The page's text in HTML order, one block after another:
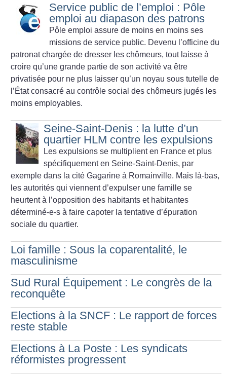
Service public de l’emploi : Pôle
emploi au diapason des patrons
Pôle emploi assure de moins en moins ses
missions de service public. Devenu l’officine du
patronat chargée de dresser les chômeurs, tout laisse à
croire qu’une grande partie de son activité va être
privatisée pour ne plus laisser qu’un noyau sous tutelle de
l’État consacré au contrôle social des chômeurs jugés les
moins employables.
Seine-Saint-Denis : la lutte d’un
quartier HLM contre les expulsions
Les expulsions se multiplient en France et plus
spécifiquement en Seine-Saint-Denis, par
exemple dans la cité Gagarine à Romainville. Mais là-bas,
les autorités qui viennent d’expulser une famille se
heurtent à l’opposition des habitants et habitantes
déterminé-e-s à faire capoter la tentative d’épuration
sociale du quartier.
Loi famille : Sous la coparentalité, le
masculinisme
Sud Rural Équipement : Le congrès de la
reconquête
Elections à la SNCF : Le rapport de forces
reste stable
Elections à La Poste : Les syndicats
réformistes progressent